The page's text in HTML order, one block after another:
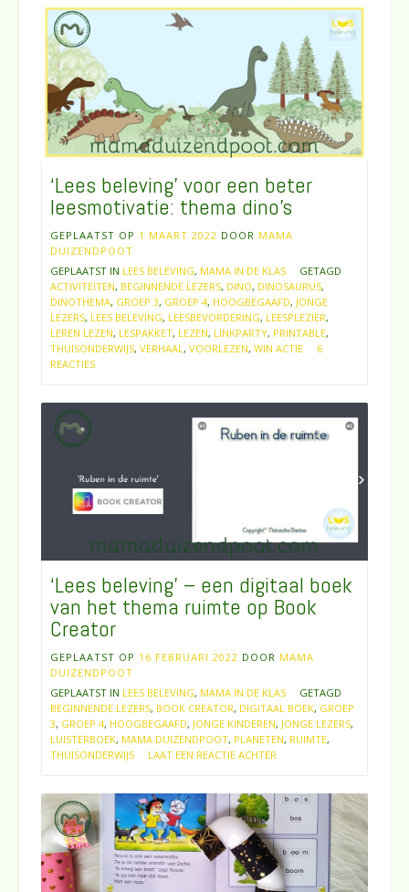
‘Lees beleving’ voor een beter
leesmotivatie: thema dino’s
GEPLAATST OP 1 MAART 2022 DOOR MAMA
DUIZENDPOOT
GEPLAATST IN LEES BELEVING, MAMA IN DE KLAS
GETAGD
ACTIVITEITEN, BEGINNENDE LEZERS, DINO, DINOSAURUS,
DINOTHEMA, GROEP 3, GROEP 4, HOOGBEGAAFD, JONGE
LEZERS, LEES BELEVING, LEESBEVORDERING, LEESPLEZIER,
LEREN LEZEN, LESPAKKET, LEZEN, LINKPARTY, PRINTABLE,
THUISONDERWIJS, VERHAAL, VOORLEZEN, WIN ACTIE
6
REACTIES
‘Lees beleving’ – een digitaal boek
van het thema ruimte op Book
Creator
GEPLAATST OP 16 FEBRUARI 2022 DOOR MAMA
DUIZENDPOOT
GEPLAATST IN LEES BELEVING, MAMA IN DE KLAS
GETAGD
BEGINNENDE LEZERS, BOOK CREATOR, DIGITAAL BOEK, GROEP
3, GROEP 4, HOOGBEGAAFD, JONGE KINDEREN, JONGE LEZERS,
LUISTERBOEK, MAMA DUIZENDPOOT, PLANETEN, RUIMTE,
THUISONDERWIJS
LAAT EEN REACTIE ACHTER